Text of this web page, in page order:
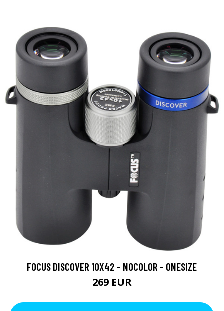
FOCUS DISCOVER 10X42 - NOCOLOR - ONESIZE
269 EUR